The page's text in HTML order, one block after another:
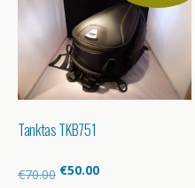
Tanktas TKB751
€70.00 Oorspronkelijke
€50.00Huidige